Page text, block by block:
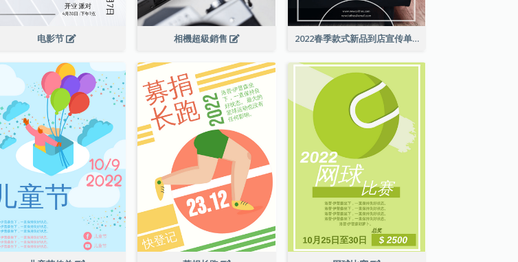
电影节 相機超級銷售 2022春季款式新品到店宣传单张